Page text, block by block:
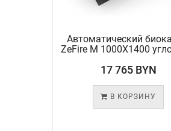
Автоматический
ZeFire М 1000X1400
17 765 BYN
В КОРЗИНУ